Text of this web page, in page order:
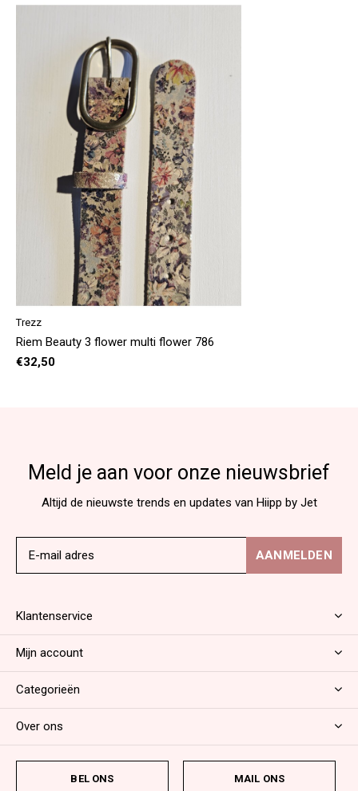
Trezz
Riem Beauty 3 flower multi flower 786
€32,50
Meld je aan voor onze nieuwsbrief
Altijd de nieuwste trends en updates van Hiipp by Jet
AANMELDEN
Klantenservice
Mijn account
Categorieën
Over ons
BEL ONS MAIL ONS